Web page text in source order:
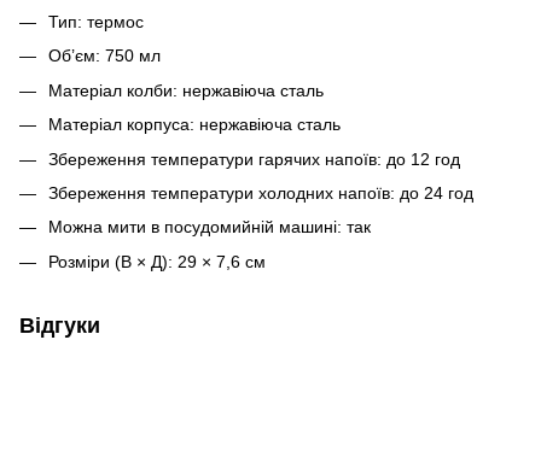
Тип: термос
Об’єм: 750 мл
Матеріал колби: нержавіюча сталь
Матеріал корпуса: нержавіюча сталь
Збереження температури гарячих напоїв: до 12 год
Збереження температури холодних напоїв: до 24 год
Можна мити в посудомийній машині: так
Розміри (В × Д): 29 × 7,6 см
Відгуки